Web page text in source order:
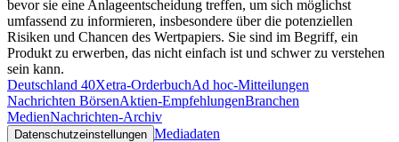
bevor sie eine Anlageentscheidung treffen, um sich möglichst
umfassend zu informieren, insbesondere über die potenziellen
Risiken und Chancen des Wertpapiers. Sie sind im Begriff, ein
Produkt zu erwerben, das nicht einfach ist und schwer zu verstehen
sein kann.
Deutschland 40Xetra-OrderbuchAd hoc-Mitteilungen
Nachrichten BörsenAktien-EmpfehlungenBranchen
MedienNachrichten-Archiv
Datenschutzeinstellungen Mediadaten